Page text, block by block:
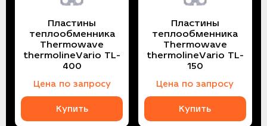
Пластины
теплообменника
Thermowave
thermolineVario TL-
400
Цена по запросу
Купить
Пластины
теплообменника
Thermowave
thermolineVario TL-
150
Цена по запросу
Купить